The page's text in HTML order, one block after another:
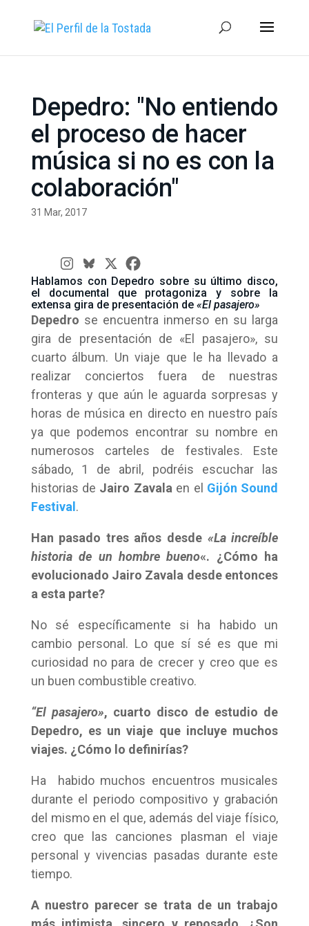
Depedro: "No entiendo
el proceso de hacer
música si no es con la
colaboración"
31 Mar, 2017
Hablamos con Depedro sobre su último disco,
el documental que protagoniza y sobre la
extensa gira de presentación de «El pasajero»
Depedro se encuentra inmerso en su larga
gira de presentación de «El pasajero», su
cuarto álbum. Un viaje que le ha llevado a
realizar conciertos fuera de nuestras
fronteras y que aún le aguarda sorpresas y
horas de música en directo en nuestro país
ya que podemos encontrar su nombre en
numerosos carteles de festivales. Este
sábado, 1 de abril, podréis escuchar las
historias de Jairo Zavala en el Gijón Sound
Festival .
Han pasado tres años desde «La increíble
historia de un hombre bueno«. ¿Cómo ha
evolucionado Jairo Zavala desde entonces
a esta parte?
No sé específicamente si ha habido un
cambio personal. Lo que sí sé es que mi
curiosidad no para de crecer y creo que es
un buen combustible creativo.
“El pasajero», cuarto disco de estudio de
Depedro, es un viaje que incluye muchos
viajes. ¿Cómo lo definirías?
Ha
habido muchos encuentros musicales
durante el periodo compositivo y grabación
del mismo en el que, además del viaje físico,
creo que las canciones plasman el viaje
personal y vivencias pasadas durante este
tiempo.
A nuestro parecer se trata de un trabajo